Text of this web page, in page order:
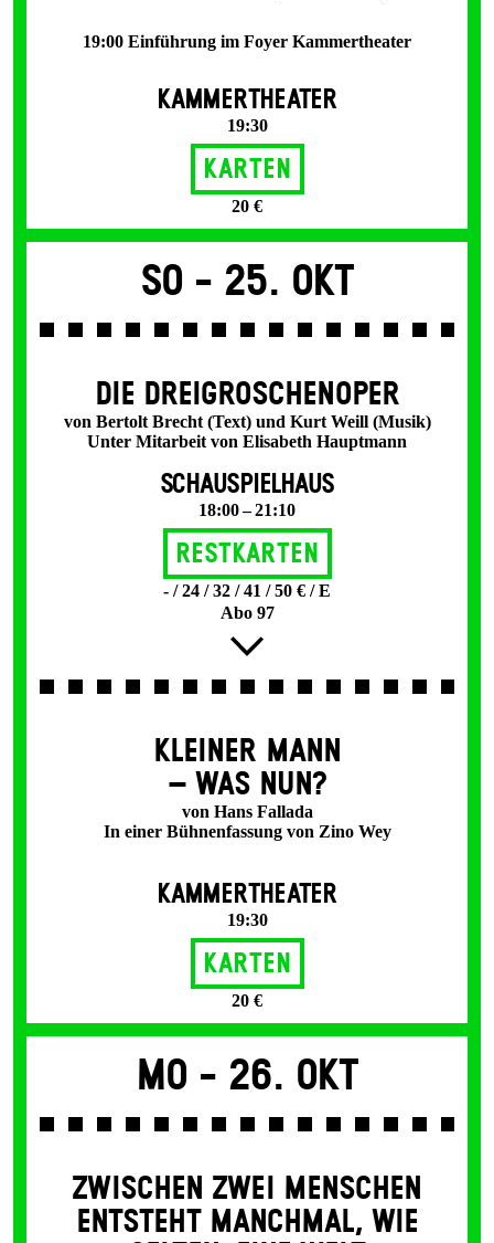
19:00 Einführung im Foyer Kammertheater
KAMMERTHEATER
19:30
Karten
20 €
So - 25. Okt
DIE DREI­GROSCHEN­OPER
von Bertolt Brecht (Text) und Kurt Weill (Musik)
Unter Mitarbeit von Elisabeth Hauptmann
SCHAUSPIELHAUS
18:00 – 21:10
Restkarten
- / 24 / 32 / 41 / 50 € / E
Abo 97
KLEINER MANN
– WAS NUN?
von Hans Fallada
In einer Bühnenfassung von Zino Wey
KAMMERTHEATER
19:30
Karten
20 €
Mo - 26. Okt
ZWISCHEN ZWEI MENSCHEN
ENT­STEHT MANCH­MAL, WIE